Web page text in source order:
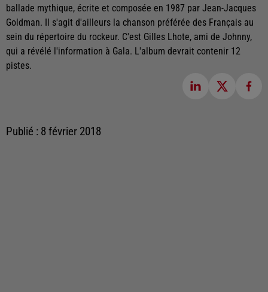
ballade mythique, écrite et composée en 1987 par Jean-Jacques
Goldman. Il s'agit d'ailleurs la chanson préférée des Français au
sein du répertoire du rockeur. C'est Gilles Lhote, ami de Johnny,
qui a révélé l'information à Gala. L'album devrait contenir 12
pistes.
Publié : 8 février 2018